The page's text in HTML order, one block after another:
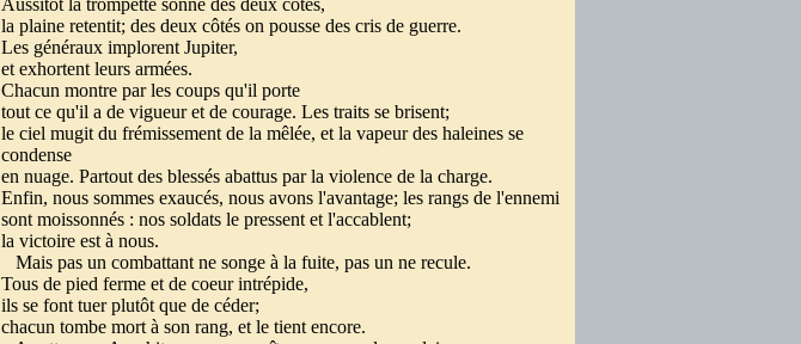
Aussitôt la trompette sonne des deux côtés,
la plaine retentit; des deux côtés on pousse des cris de guerre.
Les généraux implorent Jupiter,
et exhortent leurs armées.
Chacun montre par les coups qu'il porte
tout ce qu'il a de vigueur et de courage. Les traits se brisent;
le ciel mugit du frémissement de la mêlée, et la vapeur des haleines se
condense
en nuage. Partout des blessés abattus par la violence de la charge.
Enfin, nous sommes exaucés, nous avons l'avantage; les rangs de l'ennemi
sont moissonnés : nos soldats le pressent et l'accablent;
la victoire est à nous.
Mais pas un combattant ne songe à la fuite, pas un ne recule.
Tous de pied ferme et de coeur intrépide,
ils se font tuer plutôt que de céder;
chacun tombe mort à son rang, et le tient encore.